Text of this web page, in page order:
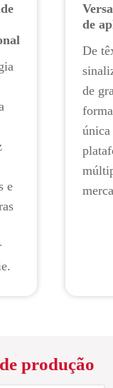
e
de
De
de
única
produção